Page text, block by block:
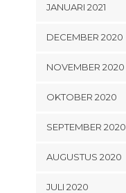
JANUARI 2021
DECEMBER 2020
NOVEMBER 2020
OKTOBER 2020
SEPTEMBER 2020
AUGUSTUS 2020
JULI 2020